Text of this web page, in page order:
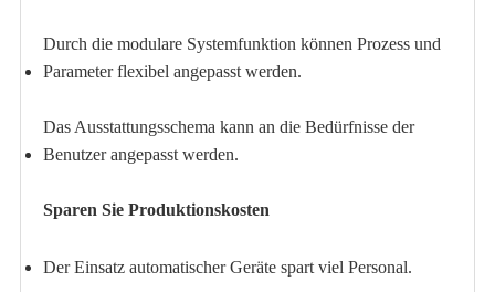
Durch die modulare Systemfunktion können Prozess und
Parameter flexibel angepasst werden.
Das Ausstattungsschema kann an die Bedürfnisse der
Benutzer angepasst werden.
Sparen Sie Produktionskosten
Der Einsatz automatischer Geräte spart viel Personal.